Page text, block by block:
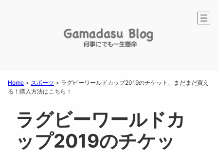
Home > スポーツ > ラグビーワールドカップ2019のチケット、まだまだ買え
る！購入方法はこちら！
ラグビーワールドカ
ップ2019のチケッ